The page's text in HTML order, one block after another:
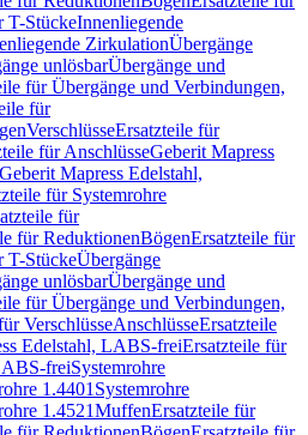
T-StückeInnenliegende
ZirkulationÜbergänge
unlösbarÜbergänge und
für Übergänge und Verbindungen,
für
VerschlüsseErsatzteile für
für AnschlüsseGeberit Mapress
Mapress Edelstahl,
für Systemrohre
für
für ReduktionenBögenErsatzteile für
T-StückeÜbergänge
unlösbarÜbergänge und
für Übergänge und Verbindungen,
VerschlüsseAnschlüsseErsatzteile
Edelstahl, LABS-freiErsatzteile für
freiSystemrohre
1.4401 Systemrohre
1.4521MuffenErsatzteile für